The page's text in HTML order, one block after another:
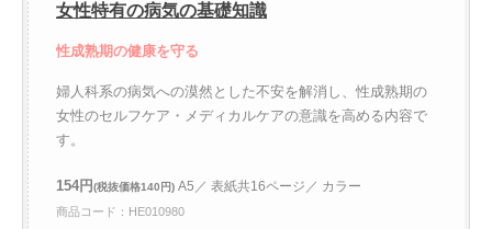
女性特有の病気の基礎知識
性成熟期の健康を守る
婦人科系の病気への漠然とした不安を解消し、性成熟期の
女性のセルフケア・メディカルケアの意識を高める内容で
す。
154円(税抜価格140円) A5／ 表紙共16ページ／ カラー
商品コード：HE010980